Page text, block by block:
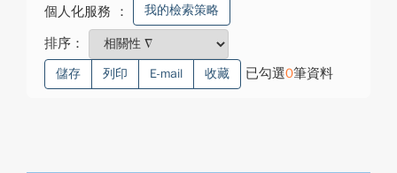
個人化服務 ： 我的檢索策略
排序：
儲存 列印 E-mail 收藏 已勾選0筆資料